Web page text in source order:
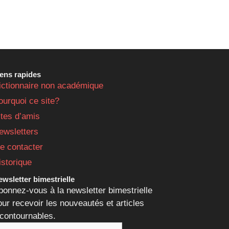
rapides
non académique
ce site?
d’amis
contacter
bimestrielle
vous à la newsletter bimestrielle
recevoir les nouveautés et articles